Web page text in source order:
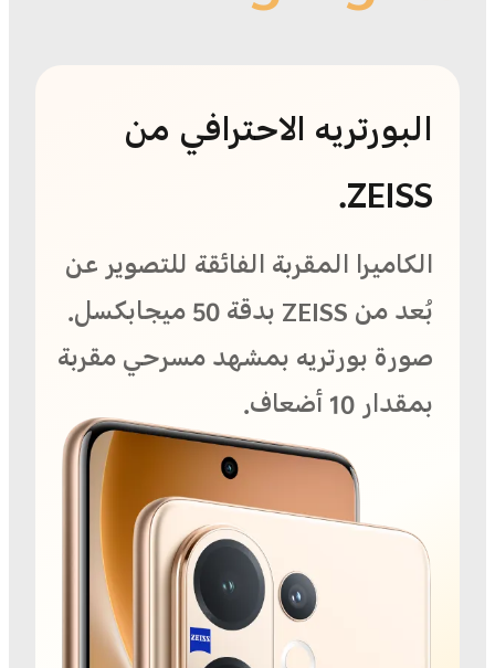
البورتريه الاحترافي من
ZEISS.
الكاميرا المقربة الفائقة للتصوير عن
بُعد من ZEISS بدقة ‎50 ميجابكسل.
صورة بورتريه بمشهد مسرحي مقربة
بمقدار 10 أضعاف.